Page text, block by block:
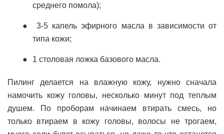
среднего помола);
3-5 капель эфирного масла в зависимости от
типа кожи;
1 столовая ложка базового масла.
Пилинг делается на влажную кожу, нужно сначала
намочить кожу головы, несколько минут под теплым
душем. По проборам начинаем втирать смесь, но
только втираем в кожу головы, волосы не трогаем,